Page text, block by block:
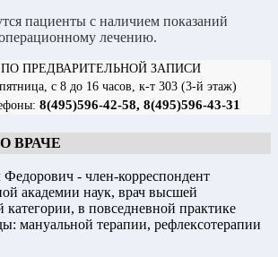
пациенты с наличием показаний
лечению.
ПРЕДВАРИТЕЛЬНОЙ ЗАПИСИ
с 8 до 16 часов, к-т 303 (3-й этаж)
8(495)596-42-58, 8(495)596-43-31
ВРАЧЕ
- член-корреспондент
академии наук, врач высшей
в повседневной практике
мануальной терапии, рефлексотерапии